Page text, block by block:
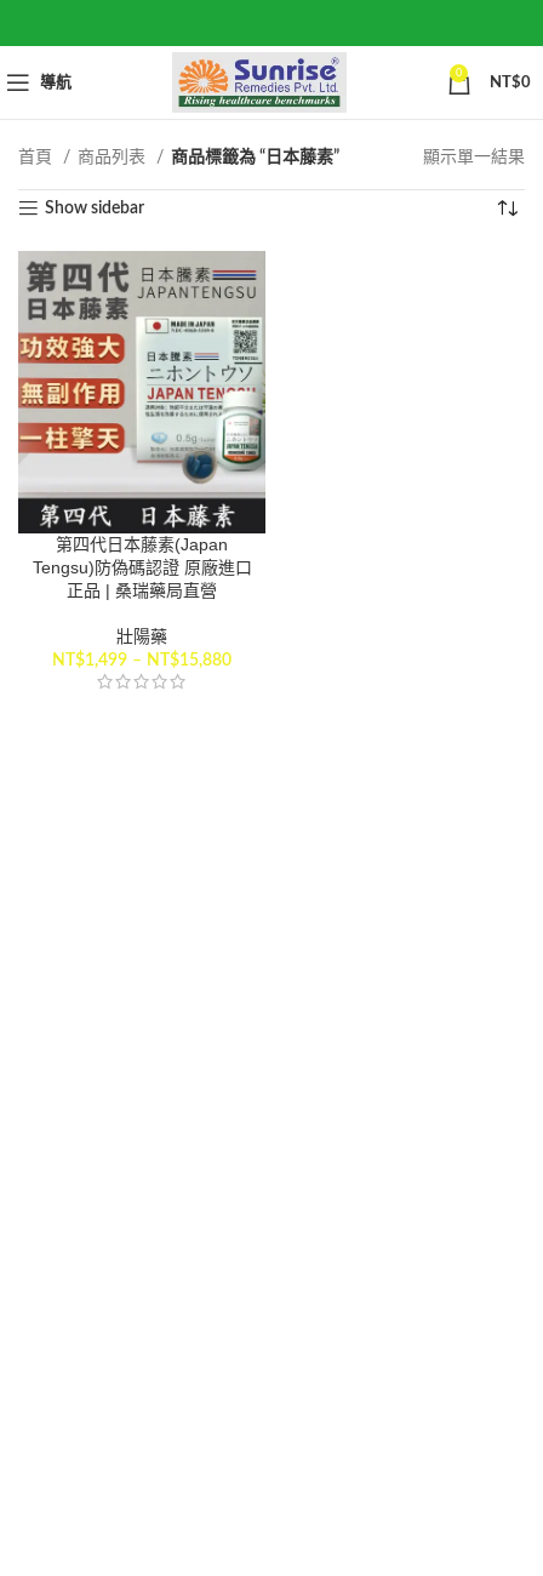
導航
0
NT$0
首頁 商品列表 商品標籤為 “日本藤素” 顯示單一結果
Show sidebar
第四代日本藤素(Japan
Tengsu)防偽碼認證 原廠進口
正品 | 桑瑞藥局直營
壯陽藥
NT$1,499 – NT$15,880